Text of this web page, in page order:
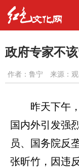
政府专家不
作者： 鲁宁 来源：
昨天下午
国内外引发强
员、国务院反
张昕竹，因违